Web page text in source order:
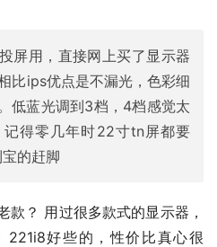
屏用，直接网上买了显示器
比ips优点是不漏光，色彩细
低蓝光调到3档，4档感觉太
得零几年时22寸tn屏都要
的赶脚
款？ 用过很多款式的显示器，
好些的，性价比真心很